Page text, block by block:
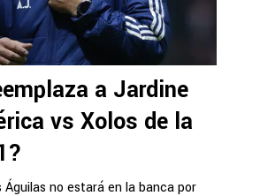
a Jardine
vs Xolos de la
no estará en la banca por